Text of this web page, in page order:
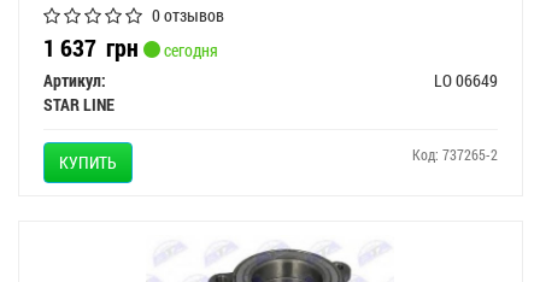
0 отзывов
1 637 грн
сегодня
Артикул:
LO 06649
STAR LINE
КУПИТЬ Код: 737265-2